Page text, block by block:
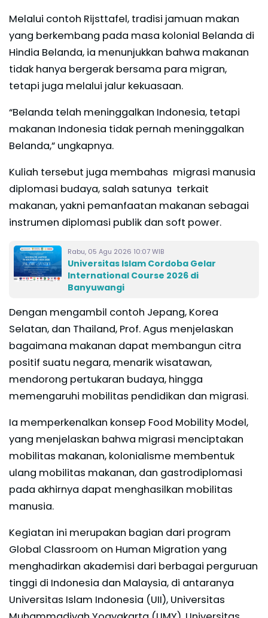
Melalui contoh Rijsttafel, tradisi jamuan makan
yang berkembang pada masa kolonial Belanda di
Hindia Belanda, ia menunjukkan bahwa makanan
tidak hanya bergerak bersama para migran,
tetapi juga melalui jalur kekuasaan.
“Belanda telah meninggalkan Indonesia, tetapi
makanan Indonesia tidak pernah meninggalkan
Belanda,” ungkapnya.
Kuliah tersebut juga membahas migrasi manusia
diplomasi budaya, salah satunya terkait
makanan, yakni pemanfaatan makanan sebagai
instrumen diplomasi publik dan soft power.
Rabu, 05 Agu 2026 10:07 WIB
Universitas Islam Cordoba Gelar
International Course 2026 di
Banyuwangi
Dengan mengambil contoh Jepang, Korea
Selatan, dan Thailand, Prof. Agus menjelaskan
bagaimana makanan dapat membangun citra
positif suatu negara, menarik wisatawan,
mendorong pertukaran budaya, hingga
memengaruhi mobilitas pendidikan dan migrasi.
Ia memperkenalkan konsep Food Mobility Model,
yang menjelaskan bahwa migrasi menciptakan
mobilitas makanan, kolonialisme membentuk
ulang mobilitas makanan, dan gastrodiplomasi
pada akhirnya dapat menghasilkan mobilitas
manusia.
Kegiatan ini merupakan bagian dari program
Global Classroom on Human Migration yang
menghadirkan akademisi dari berbagai perguruan
tinggi di Indonesia dan Malaysia, di antaranya
Universitas Islam Indonesia (UII), Universitas